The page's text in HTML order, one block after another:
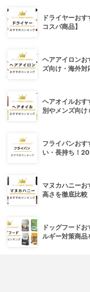
ドライヤーお
コスパ商品】
ヘアアイロンお
ズ向け・海外対
ヘアオイルおす
別やメンズ向け
フライパンお
い・長持ち！
マヌカハニー
高さを徹底比較
ドッグフード
ルギー対策商品